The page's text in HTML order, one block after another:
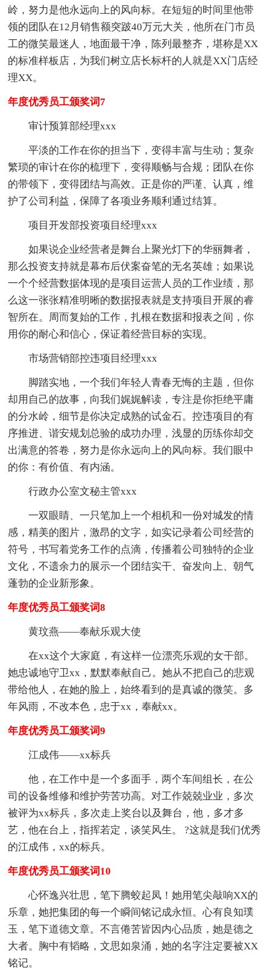
岭，努力是他永远向上的风向标。在短短的时间里他带
领的团队在12月销售额突跛40万元大关，他所在门市员
工的微笑最迷人，地面最干净，陈列最整齐，堪称是XX
的标准样板店，为我们树立店长标杆的人就是XX门店经
理XX。
年度优秀员工颁奖词7
审计预算部经理xxx
平淡的工作在你的担当下，变得丰富与生动；复杂
繁琐的审计在你的梳理下，变得顺畅与合规；团队在你
的带领下，变得团结与高效。正是你的严谨、认真，维
护了公司利益，保障了各项业务顺利通过结算。
项目开发部投资项目经理xxx
如果说企业经营者是舞台上聚光灯下的华丽舞者，
那么投资支持就是幕布后伏案奋笔的无名英雄；如果说
一个个经营数据体现的是项目运营人员的工作业绩，那
么这一张张精准明晰的数据报表就是支持项目开展的睿
智所在。周而复始的工作，扎根在数据和报表之间，你
用你的耐心和信心，保证着经营目标的实现。
市场营销部控违项目经理xxx
脚踏实地，一个我们年轻人青春无悔的主题，但你
却用自己的故事，向我们娓娓解读，专注是你拒绝平庸
的分水岭，细节是你决定成熟的试金石。控违项目的有
序推进、谐安规划总验的成功办理，浅显的历练你却交
出满意的答卷，努力是你永远向上的风向标。我们眼中
的你：有价值、有内涵。
行政办公室文秘主管xxx
一双眼睛、一只笔加上一个相机和一份对城发的情
感，精美的图片，激昂的文字，如实记录着公司经营的
符号，书写着党务工作的点滴，传播着公司独特的企业
文化，不遗余力的展示一个团结实干、奋发向上、朝气
蓬勃的企业新形象。
年度优秀员工颁奖词8
黄玟燕——奉献乐观大使
在xx这个大家庭，有这样一位漂亮乐观的女干部。
她忠诚地守卫xx，默默奉献自己。她从不把自己的悲观
带给他人，在她的脸上，始终看到的是真诚的微笑。多
年风雨，不改本色，忠于xx，奉献xx。
年度优秀员工颁奖词9
江成伟——xx标兵
他，在工作中是一个多面手，两个车间组长，在公
司的设备维修和维护劳苦功高。对工作兢兢业业，多次
被评为xx标兵，多次走上奖台以及舞台，他，多才多
艺，他在台上，指挥若定，谈笑风生。 ?这就是我们优秀
的江成伟，xx的标兵。
年度优秀员工颁奖词10
心怀逸兴壮思，笔下腾蛟起凤！她用笔尖敲响XX的
乐章，她把集团的每一个瞬间铭记成永恒。心有良知璞
玉，笔下道德文章。不言倦苦皆因内心品质，她是德之
大者。胸中有韬略，文思如泉涌，她的名字注定要被XX
铭记。